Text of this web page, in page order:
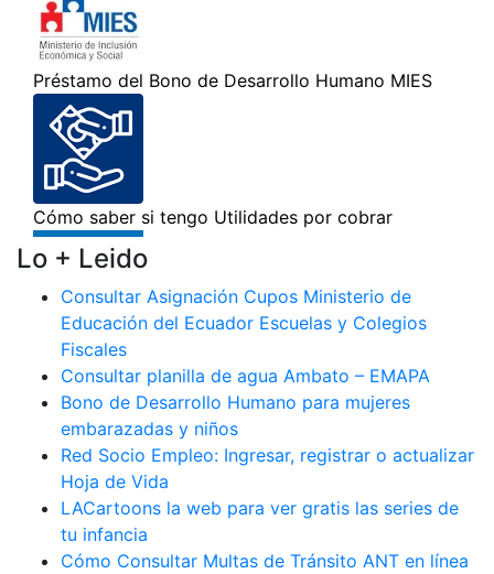
Lo + Leido
Consultar Asignación Cupos Ministerio de
Educación del Ecuador Escuelas y Colegios
Fiscales
Consultar planilla de agua Ambato – EMAPA
Bono de Desarrollo Humano para mujeres
embarazadas y niños
Red Socio Empleo: Ingresar, registrar o actualizar
Hoja de Vida
LACartoons la web para ver gratis las series de
tu infancia
Cómo Consultar Multas de Tránsito ANT en línea